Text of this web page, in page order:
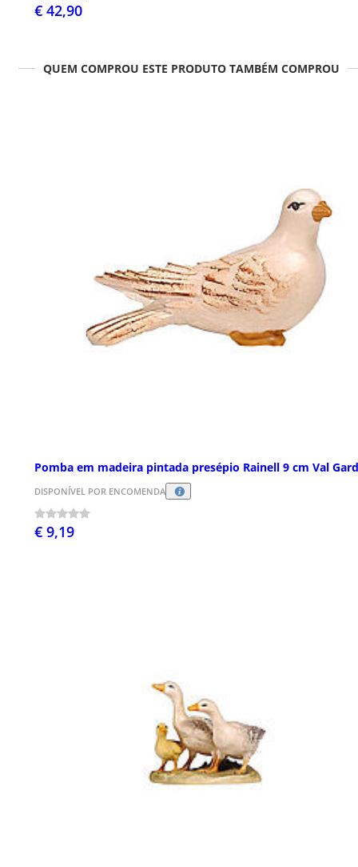
€ 42,90
QUEM COMPROU ESTE PRODUTO TAMBÉM COMPROU
Pomba em madeira pintada presépio Rainell 9 cm Val
DISPONÍVEL POR ENCOMENDA
€ 9,19